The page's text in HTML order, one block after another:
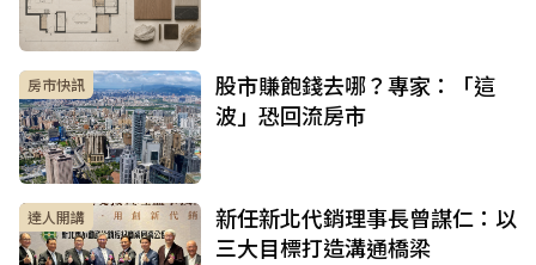
房市快訊
股市賺飽錢去哪？專家：「這
波」恐回流房市
達人開講
新任新北代銷理事長曾謀仁：以
三大目標打造溝通橋梁